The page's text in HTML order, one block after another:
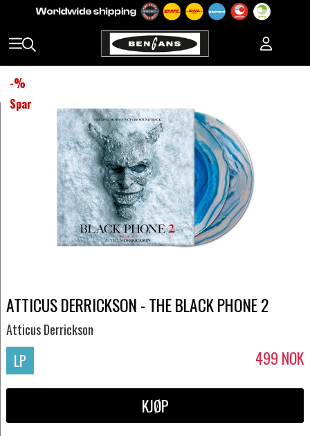
-%
Spar
ATTICUS DERRICKSON - THE BLACK PHONE 2
Atticus Derrickson
LP 499 NOK
KJØP